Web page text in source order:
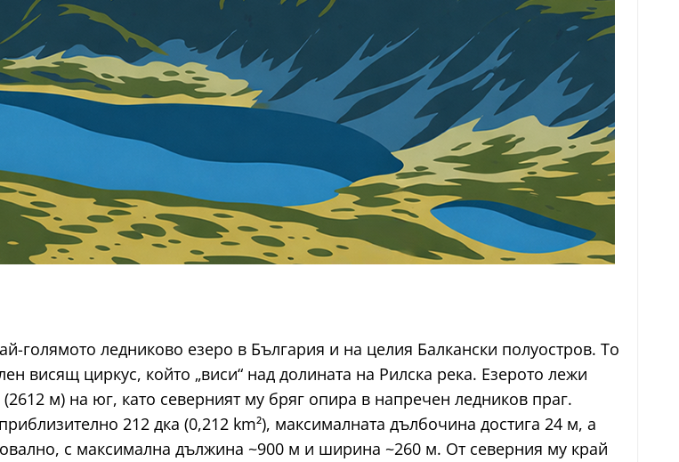
голямото ледниково езеро в България и на целия Балкански полуостров. То
висящ циркус, който „виси“ над долината на Рилска река. Езерото лежи
м) на юг, като северният му бряг опира в напречен ледников праг.
212 дка (0,212 km²), максималната дълбочина достига 24 м, а
с максимална дължина ~900 м и ширина ~260 м. От северния му край